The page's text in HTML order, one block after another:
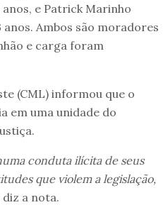
e Patrick Marinho
anos. Ambos são moradores
e carga foram
(CML) informou que o
em uma unidade do
conduta ilícita de seus
que violem a legislação,
diz a nota.